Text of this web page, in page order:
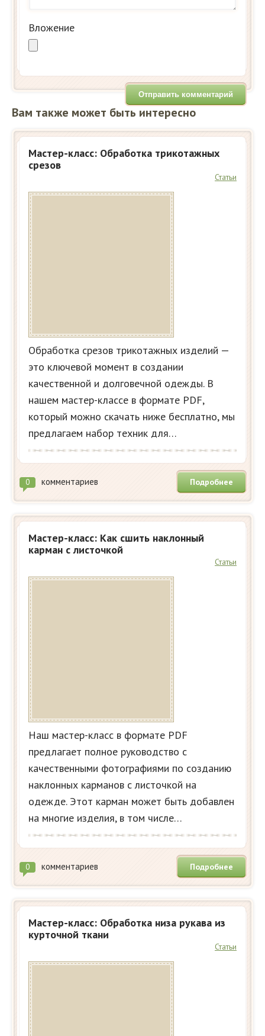
Вложение
Вам также может быть интересно
Мастер-класс: Обработка трикотажных
срезов
Статьи
Обработка срезов трикотажных изделий —
это ключевой момент в создании
качественной и долговечной одежды. В
нашем мастер-классе в формате PDF,
который можно скачать ниже бесплатно, мы
предлагаем набор техник для…
0 комментариев Подробнее
Мастер-класс: Как сшить наклонный
карман с листочкой
Статьи
Наш мастер-класс в формате PDF
предлагает полное руководство с
качественными фотографиями по созданию
наклонных карманов с листочкой на
одежде. Этот карман может быть добавлен
на многие изделия, в том числе…
0 комментариев Подробнее
Мастер-класс: Обработка низа рукава из
курточной ткани
Статьи